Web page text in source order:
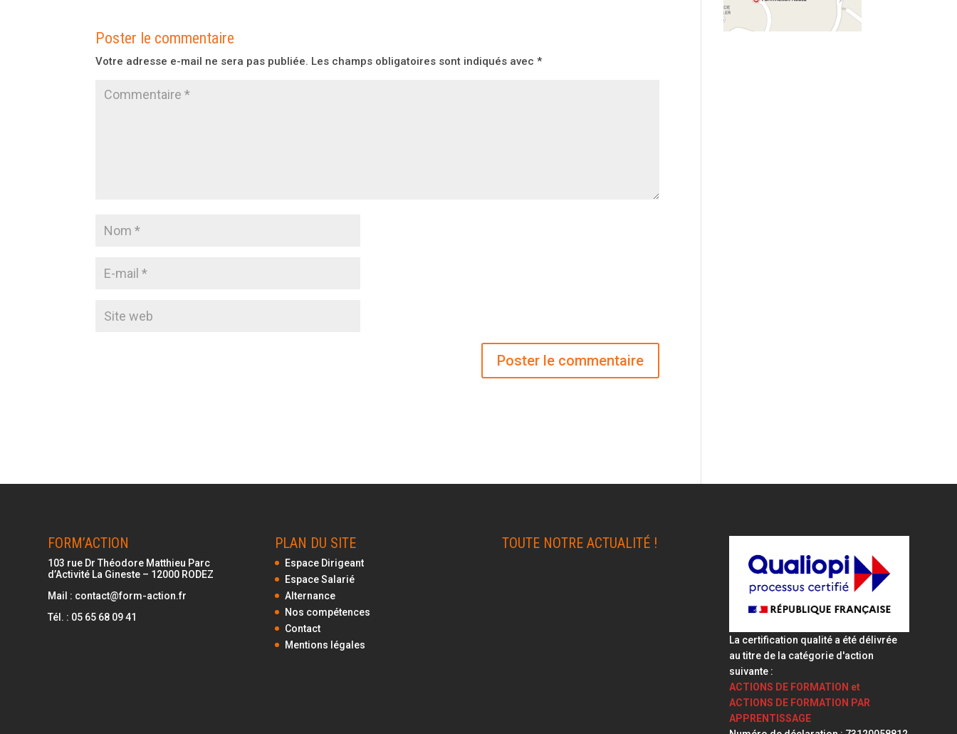
Poster le commentaire
Votre adresse e-mail ne sera pas publiée. Les champs obligatoires sont indiqués avec*
FORM’ACTION
103 rue Dr Théodore Matthieu Parc
d’Activité La Gineste – 12000 RODEZ
Mail : contact@form-action.fr
Tél. : 05 65 68 09 41
PLAN DU SITE
Espace Dirigeant
Espace Salarié
Alternance
Nos compétences
Contact
Mentions légales
TOUTE NOTRE ACTUALITÉ !
La certification qualité a été délivrée
au titre de la catégorie d'action
suivante :
ACTIONS DE FORMATION et
ACTIONS DE FORMATION PAR
APPRENTISSAGE